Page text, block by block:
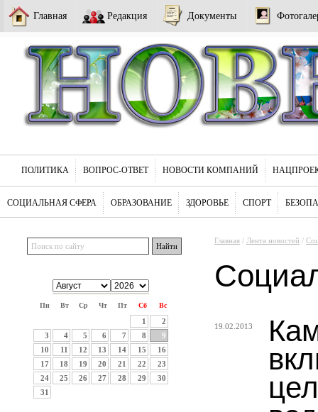
Главная Редакция Документы
ПОЛИТИКА ВОПРОС-ОТВЕТ НОВОСТИ КОМПАНИЙ
СОЦИАЛЬНАЯ СФЕРА ОБРАЗОВАНИЕ ЗДОРОВЬЕ СПОРТ
Пн Вт Ср Чт Пт Сб Вс
1
2
3
4 5 6 7 8
9
10
11 12 13 14 15
16
17
18 19 20 21 22
23
24
25 26 27 28 29
30
31
Главная / Лента новостей /
19.02.2013